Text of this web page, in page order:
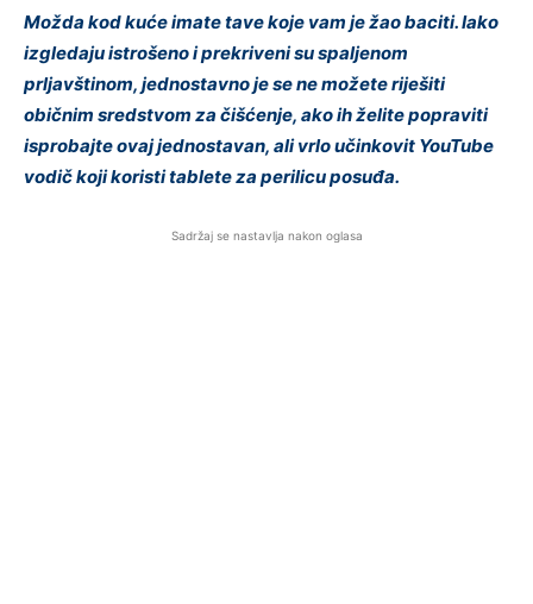
Možda kod kuće imate tave koje vam je žao baciti. Iako
izgledaju istrošeno i prekriveni su spaljenom
prljavštinom, jednostavno je se ne možete riješiti
običnim sredstvom za čišćenje, ako ih želite popraviti
isprobajte ovaj jednostavan, ali vrlo učinkovit YouTube
vodič koji koristi tablete za perilicu posuđa.
Sadržaj se nastavlja nakon oglasa